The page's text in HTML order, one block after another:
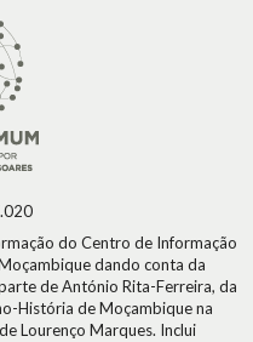
do Centro de Informação
dando conta da
de António Rita-Ferreira, da
História de Moçambique na
Lourenço Marques. Inclui